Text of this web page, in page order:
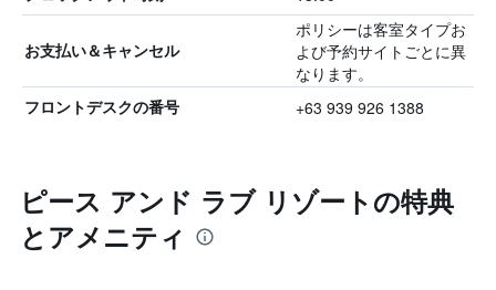
お支払い＆キャンセル
ポリシーは客室タイプお
よび予約サイトごとに異
なります。
フロントデスクの番号 +63 939 926 1388
ピース アンド ラブ リゾートの特典
とアメニティ